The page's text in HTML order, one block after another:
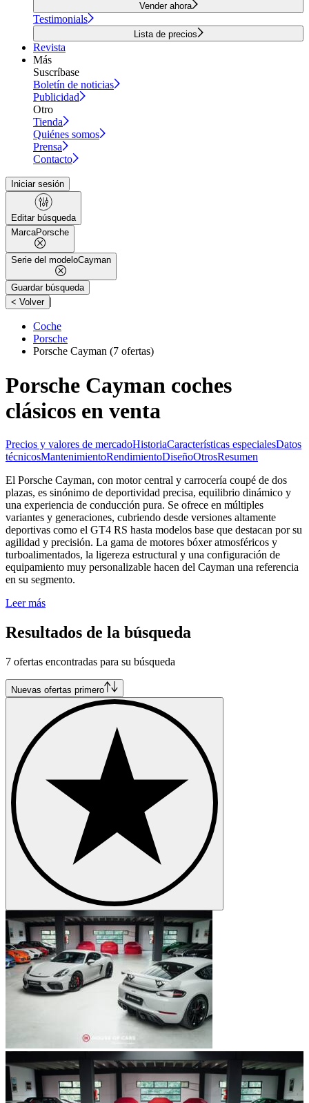
Vender ahora
Testimonials
Lista de precios
Revista
Más
Suscríbase
Boletín de noticias
Publicidad
Otro
Tienda
Quiénes somos
Prensa
Contacto
Iniciar sesión
Editar búsqueda
MarcaPorsche
Serie del modeloCayman
Guardar búsqueda
< Volver |
Coche
Porsche
Porsche Cayman (7 ofertas)
Porsche Cayman coches
clásicos en venta
Precios y valores de mercadoHistoriaCaracterísticas especialesDatos
técnicosMantenimientoRendimientoDiseñoOtrosResumen
El Porsche Cayman, con motor central y carrocería coupé de dos
plazas, es sinónimo de deportividad precisa, equilibrio dinámico y
una experiencia de conducción pura. Se ofrece en múltiples
variantes y generaciones, cubriendo desde versiones altamente
deportivas como el GT4 RS hasta modelos base que destacan por su
agilidad y precisión. La gama de motores bóxer atmosféricos y
turboalimentados, la ligereza estructural y una configuración de
equipamiento muy personalizable hacen del Cayman una referencia
en su segmento.
Leer más
Resultados de la búsqueda
7 ofertas encontradas para su búsqueda
Nuevas ofertas primero